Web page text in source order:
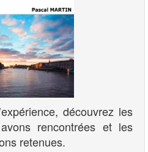
découvrez les
rencontrées et les
retenues.